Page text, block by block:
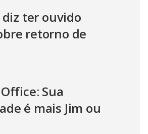
diz ter ouvido
retorno de
Sua
é mais Jim ou